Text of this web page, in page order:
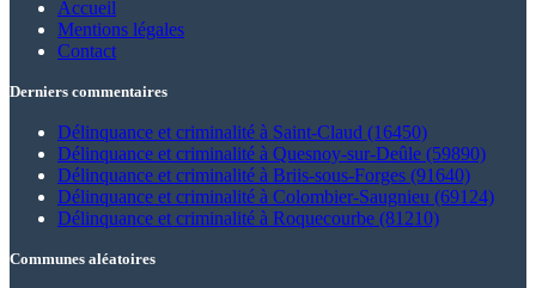
Accueil
Mentions légales
Contact
Derniers commentaires
Délinquance et criminalité à Saint-Claud (16450)
Délinquance et criminalité à Quesnoy-sur-Deûle (59890)
Délinquance et criminalité à Briis-sous-Forges (91640)
Délinquance et criminalité à Colombier-Saugnieu (69124)
Délinquance et criminalité à Roquecourbe (81210)
Communes aléatoires